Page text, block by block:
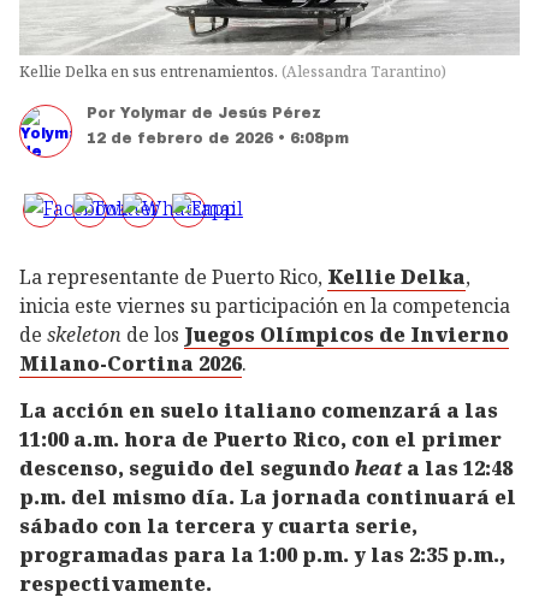
Kellie Delka en sus entrenamientos. (Alessandra Tarantino)
Por Yolymar de Jesús Pérez
12 de febrero de 2026 • 6:08pm
La representante de Puerto Rico, Kellie Delka,
inicia este viernes su participación en la competencia
de skeleton de los Juegos Olímpicos de Invierno
Milano-Cortina 2026.
La acción en suelo italiano comenzará a las
11:00 a.m. hora de Puerto Rico, con el primer
descenso, seguido del segundo heata las 12:48
p.m. del mismo día. La jornada continuará el
sábado con la tercera y cuarta serie,
programadas para la 1:00 p.m. y las 2:35 p.m.,
respectivamente.